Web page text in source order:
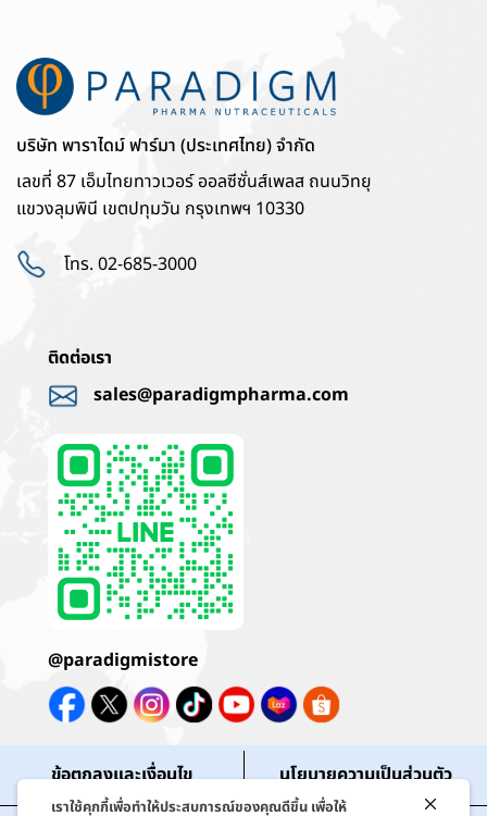
บริษัท พาราไดม์ ฟาร์มา (ประเทศไทย) จำกัด
เลขที่ 87 เอ็มไทยทาวเวอร์ ออลซีซั่นส์เพลส ถนนวิทยุ
แขวงลุมพินี เขตปทุมวัน กรุงเทพฯ 10330
โทร. 02-685-3000
ติดต่อเรา
sales@paradigmpharma.com
@paradigmistore
ข้อตกลงและเงื่อนไข นโยบายความเป็นส่วนตัว
เราใช้คุกกี้เพื่อทำให้ประสบการณ์ของคุณดีขึ้น เพื่อให้